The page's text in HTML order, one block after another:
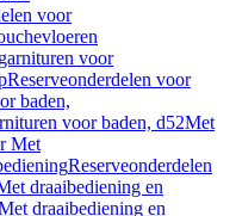
voor
voor
Reserveonderdelen voor
baden,
voor baden, d52Met
Met
Reserveonderdelen
draaibediening en
draaibediening en